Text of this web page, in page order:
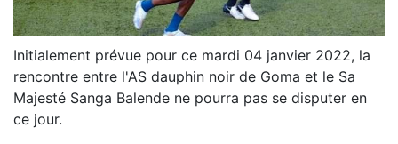
Initialement prévue pour ce mardi 04 janvier 2022, la
rencontre entre l'AS dauphin noir de Goma et le Sa
Majesté Sanga Balende ne pourra pas se disputer en
ce jour.